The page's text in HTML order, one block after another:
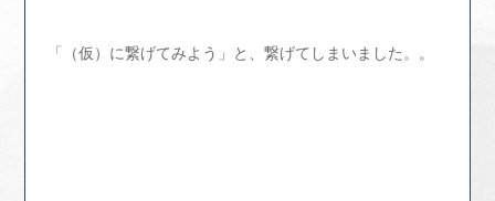
「（仮）に繋げてみよう」と、繋げてしまいました。。